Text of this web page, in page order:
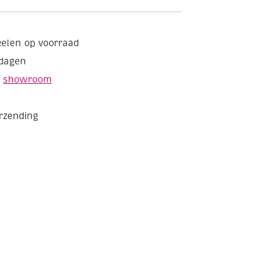
aantal
op voorraad
showroom